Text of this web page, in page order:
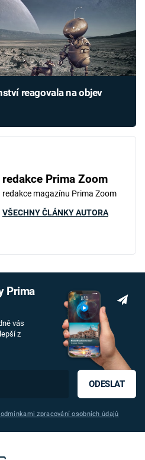
reagovala na objev
redakce Prima Zoom
redakce magazínu Prima Zoom
VŠECHNY ČLÁNKY AUTORA
Prima
vás
z
ODESLAT
zpracování osobních údajů